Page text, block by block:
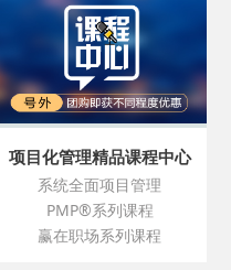
项目化管理精品课程中心
系统全面项目管理
PMP®系列课程
赢在职场系列课程